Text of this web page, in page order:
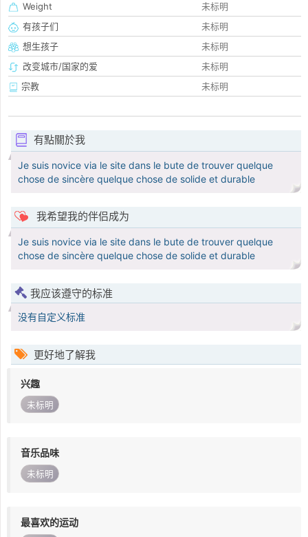
Weight
未标明
有孩子们
未标明
想生孩子
未标明
改变城市/国家的爱
未标明
宗教
未标明
有點關於我
Je suis novice via le site dans le bute de trouver quelque
chose de sincère quelque chose de solide et durable
我希望我的伴侣成为
Je suis novice via le site dans le bute de trouver quelque
chose de sincère quelque chose de solide et durable
我应该遵守的标准
没有自定义标准
更好地了解我
兴趣
未标明
音乐品味
未标明
最喜欢的运动